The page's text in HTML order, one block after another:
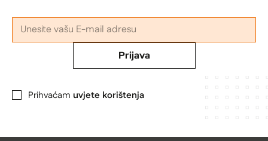
Prijava
Prihvaćam uvjete korištenja